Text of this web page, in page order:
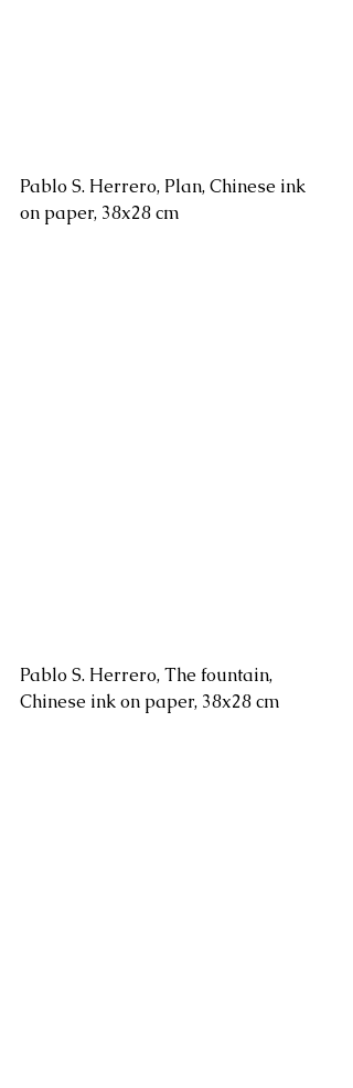
Pablo S. Herrero, Plan, Chinese ink
on paper, 38x28 cm
Pablo S. Herrero, The fountain,
Chinese ink on paper, 38x28 cm